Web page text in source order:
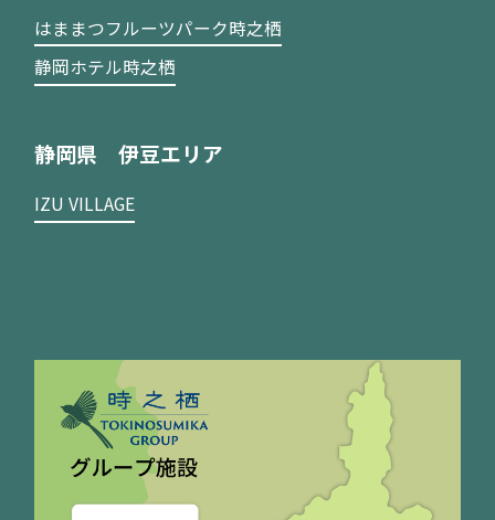
はままつフルーツパーク時之栖
静岡ホテル時之栖
静岡県 伊豆エリア
IZU VILLAGE